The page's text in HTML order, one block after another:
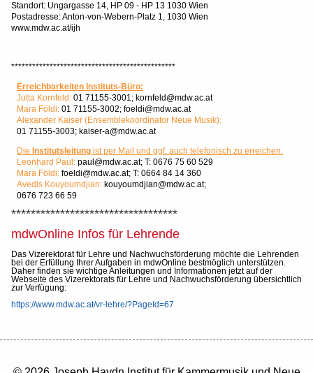
Standort: Ungargasse 14, HP 09 - HP 13 1030 Wien
Postadresse: Anton-von-Webern-Platz 1, 1030 Wien
www.mdw.ac.at/ijh
***********************************************
Erreichbarkeiten Instituts-Büro:
Jutta Kornfeld: 01 71155-3001; kornfeld@mdw.ac.at
Mara Földi: 01 71155-3002; foeldi@mdw.ac.at
Alexander Kaiser (Ensemblekoordinator Neue Musik):
01 71155-3003; kaiser-a@mdw.ac.at
Die Institutsleitung ist per Mail und ggf. auch telefonisch zu erreichen:
Leonhard Paul: paul@mdw.ac.at; T: 0676 75 60 529
Mara Földi: foeldi@mdw.ac.at; T: 0664 84 14 360
Avedis Kouyoumdjian: kouyoumdjian@mdw.ac.at;
0676 723 66 59
**********************************
mdwOnline Infos für Lehrende
Das Vizerektorat für Lehre und Nachwuchsförderung möchte die Lehrenden
bei der Erfüllung Ihrer Aufgaben in mdwOnline bestmöglich unterstützen.
Daher finden sie wichtige Anleitungen und Informationen jetzt auf der
Webseite des Vizerektorats für Lehre und Nachwuchsförderung übersichtlich
zur Verfügung:
https://www.mdw.ac.at/vr-lehre/?PageId=67